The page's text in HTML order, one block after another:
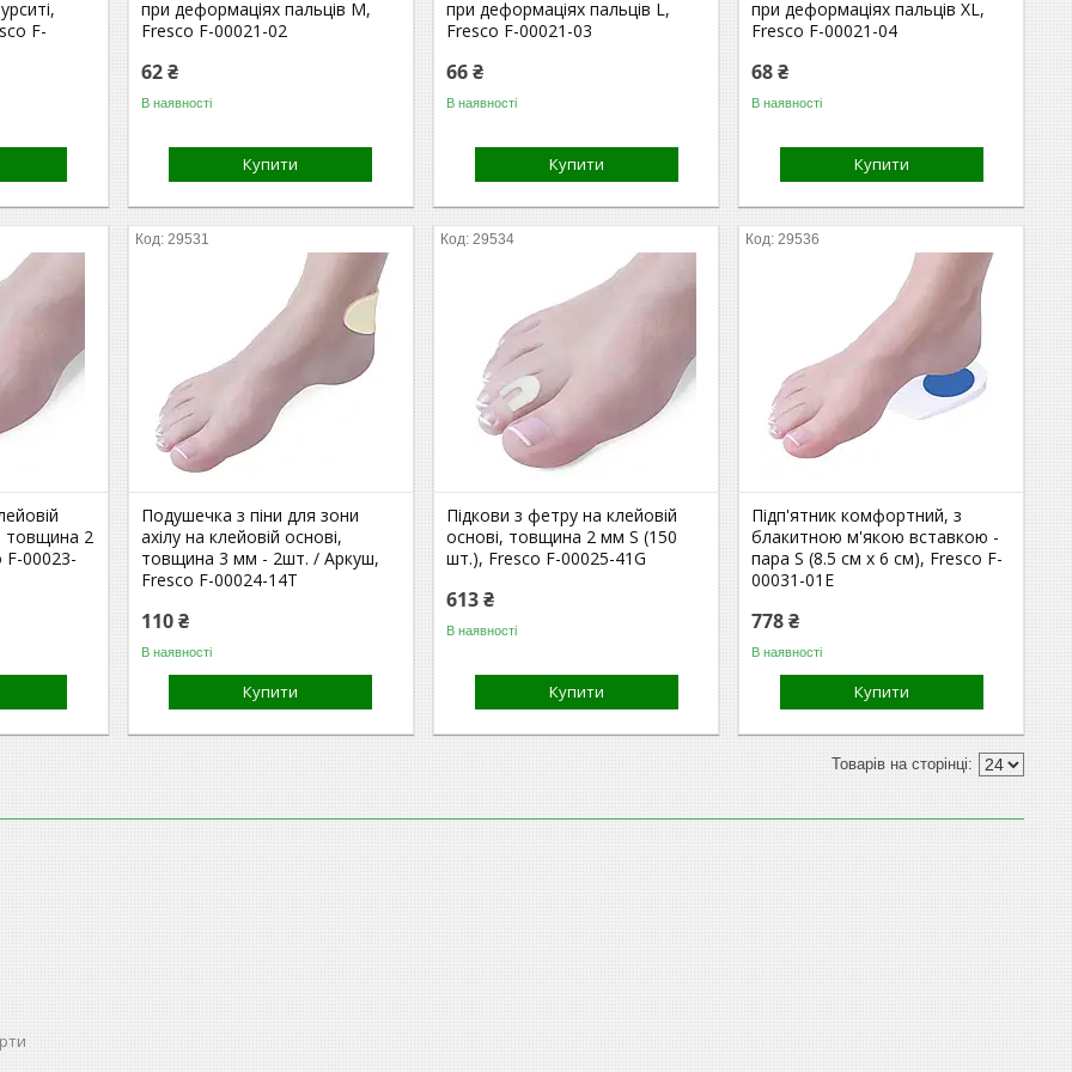
F-
при деформаціях пальців M,
Fresco F-00021-02
62 ₴
В наявності
Купити
при деформаціях пальців L,
Fresco F-00021-03
66 ₴
В наявності
Купити
при деформаціях пальців XL,
Fresco F-00021-04
68 ₴
В наявності
Купити
товщина 2
00023-
29531
Подушечка з піни для зони
ахілу на клейовій основі,
товщина 3 мм - 2шт. / Аркуш,
Fresco F-00024-14Т
110 ₴
В наявності
Купити
29534
Підкови з фетру на клейовій
основі, товщина 2 мм S (150
шт.), Fresco F-00025-41G
613 ₴
В наявності
Купити
29536
Підп'ятник комфортний, з
блакитною м'якою вставкою -
пара S (8.5 см x 6 см), Fresco F-
00031-01E
778 ₴
В наявності
Купити